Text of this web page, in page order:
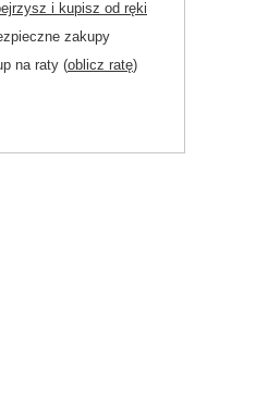
i kupisz od ręki
zakupy
na raty (oblicz ratę)